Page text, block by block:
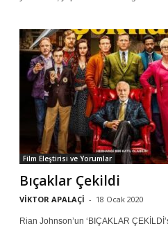
Film Eleştirisi ve Yorumlar
Bıçaklar Çekildi
VİKTOR APALAÇİ - 18 Ocak 2020
Rian Johnson’un ‘BIÇAKLAR